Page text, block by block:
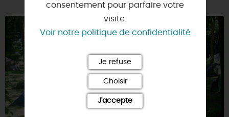
consentement pour parfaire votre
visite.
Voir notre politique de confidentialité
Je refuse
Choisir
J'accepte